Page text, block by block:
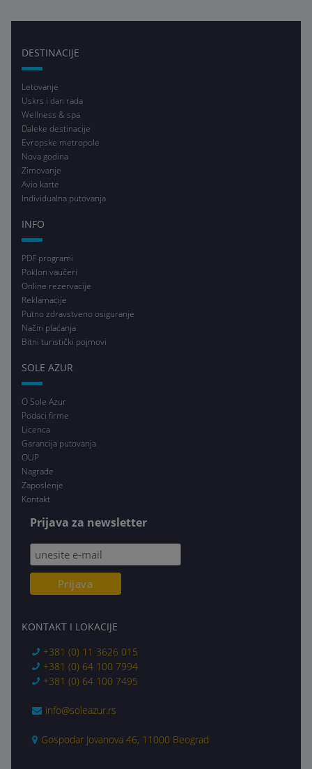
DESTINACIJE
Letovanje
Uskrs i dan rada
Wellness & spa
Daleke destinacije
Evropske metropole
Nova godina
Zimovanje
Avio karte
Individualna putovanja
INFO
PDF programi
Poklon vaučeri
Online rezervacije
Reklamacije
Putno zdravstveno osiguranje
Način plaćanja
Bitni turistički pojmovi
SOLE AZUR
O Sole Azur
Podaci firme
Licenca
Garancija putovanja
OUP
Nagrade
Zaposlenje
Kontakt
Prijava za newsletter
KONTAKT I LOKACIJE
+381 (0) 11 3626 015
+381 (0) 64 100 7994
+381 (0) 64 100 7495
info@soleazur.rs
Gospodar Jovanova 46, 11000 Beograd